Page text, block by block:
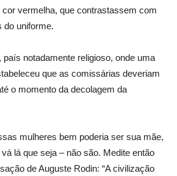
vermelha, que contrastassem com
do uniforme.
país notadamente religioso, onde uma
que as comissárias deveriam
o momento da decolagem da
mulheres bem poderia ser sua mãe,
lá que seja – não são. Medite então
de Auguste Rodin: “A civilização